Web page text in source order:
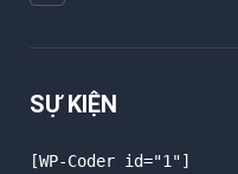
SỰ KIỆN
[WP-Coder id="1"]